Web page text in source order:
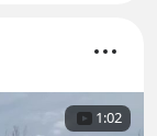
1:02